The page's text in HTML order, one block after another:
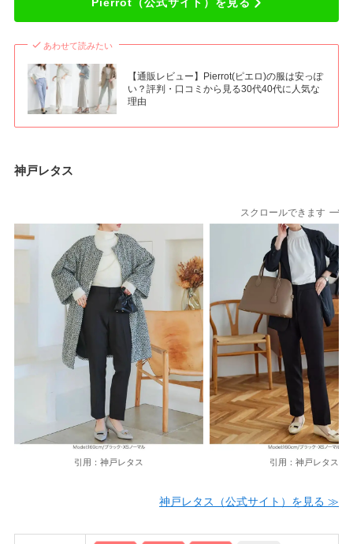
あわせて読みたい
【通販レビュー】Pierrot(ピエロ)の服は安っぽ
い？評判・口コミから見る30代40代に人気な
理由
神戸レタス
スクロールできます
引用：神戸レタス 引用：神戸レタス
神戸レタス（公式サイト）を見る ≫